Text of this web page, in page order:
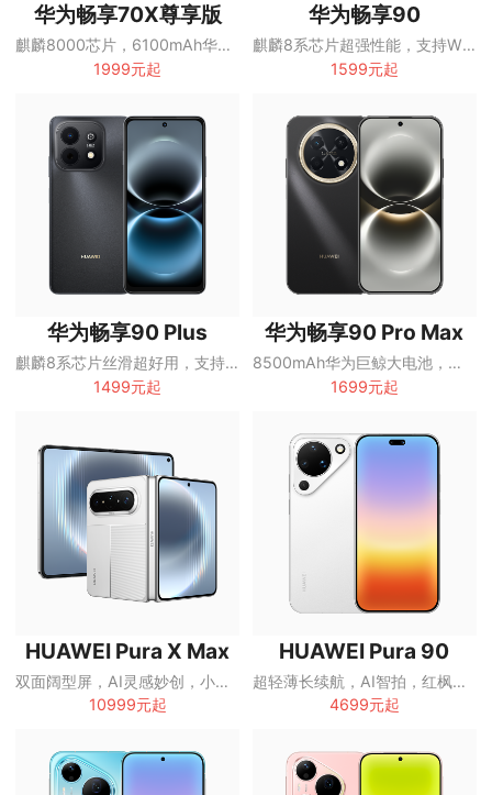
华为畅享70X尊享版
麒麟8000芯片，6100mAh华为巨鲸长续航，双曲护眼屏五星超耐摔
1999元起
华为畅享90
麒麟8系芯片超强性能，支持Wi-Fi7
1599元起
华为畅享90 Plus
麒麟8系芯片丝滑超好用，支持Wi-Fi7
1499元起
华为畅享90 Pro Max
8500mAh华为巨鲸大电池，支持Wi-Fi7
1699元起
HUAWEI Pura X Max
双面阔型屏，AI灵感妙创，小艺伴随式AI
10999元起
HUAWEI Pura 90
超轻薄长续航，AI智拍，红枫影像
4699元起